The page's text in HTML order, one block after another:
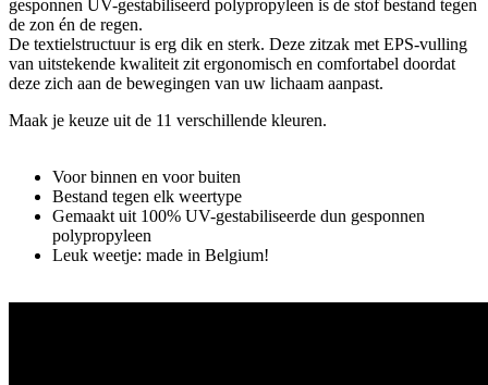
gesponnen UV-gestabiliseerd polypropyleen is de stof bestand tegen
de zon én de regen.
De textielstructuur is erg dik en sterk. Deze zitzak met EPS-vulling
van uitstekende kwaliteit zit ergonomisch en comfortabel doordat
deze zich aan de bewegingen van uw lichaam aanpast.
Maak je keuze uit de 11 verschillende kleuren.
Voor binnen en voor buiten
Bestand tegen elk weertype
Gemaakt uit 100% UV-gestabiliseerde dun gesponnen
polypropyleen
Leuk weetje: made in Belgium!